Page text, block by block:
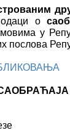
о
у
по­сло­ва